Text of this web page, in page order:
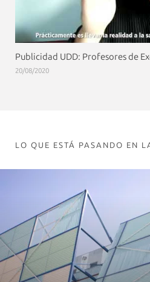
Publicidad UDD: Profesores de
20/08/2020
LO QUE ESTÁ PASANDO EN